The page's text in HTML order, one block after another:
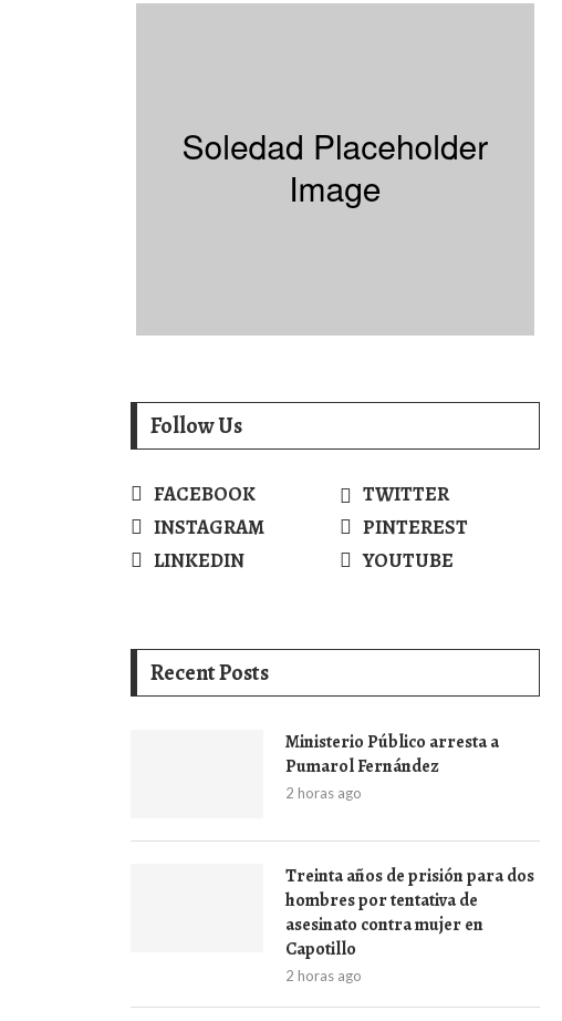
Follow Us
FACEBOOK
TWITTER
INSTAGRAM
PINTEREST
LINKEDIN
YOUTUBE
Recent Posts
Ministerio Público arresta a
Pumarol Fernández
2 horas ago
Treinta años de prisión para dos
hombres por tentativa de
asesinato contra mujer en
Capotillo
2 horas ago